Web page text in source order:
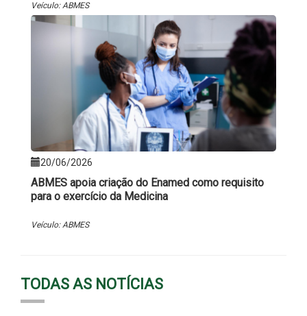
Veículo: ABMES
20/06/2026
ABMES apoia criação do Enamed como requisito
para o exercício da Medicina
Veículo: ABMES
TODAS AS NOTÍCIAS